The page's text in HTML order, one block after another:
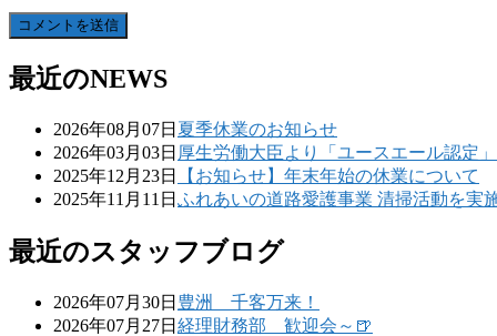
最近のNEWS
2026年08月07日 夏季休業のお知らせ
2026年03月03日 厚生労働大臣より「ユースエール認定
2025年12月23日
【お知らせ】年末年始の休業について
2025年11月11日 ふれあいの道路愛護事業 清掃活動を実
最近のスタッフブログ
2026年07月30日 豊洲 千客万来！
2026年07月27日 経理財務部 歓迎会～🍺